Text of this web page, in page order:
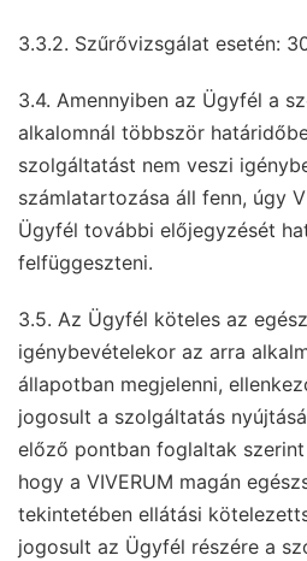
3.3.2. Szűrővizsgálat esetén:
3.4. Amennyiben az Ügyfél a
alkalomnál többször
szolgáltatást nem veszi
számlatartozása áll fenn, úgy
Ügyfél további előjegyzését
felfüggeszteni.
3.5. Az Ügyfél köteles az
igénybevételekor az arra
állapotban megjelenni,
jogosult a szolgáltatás
előző pontban foglaltak
hogy a VIVERUM magán
tekintetében ellátási
jogosult az Ügyfél részére a